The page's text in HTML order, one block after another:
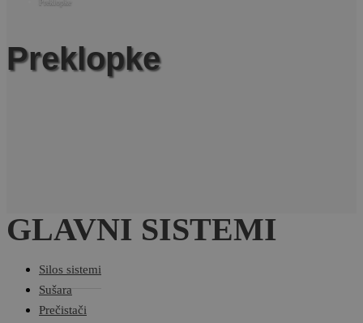
Preklopke
Preklopke
GLAVNI SISTEMI
Silos sistemi
Sušara
Prečistači